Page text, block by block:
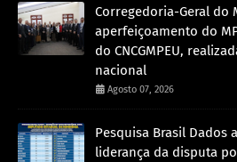
Corregedoria-Geral do
aperfeiçoamento do
do CNCGMPEU,
nacional
Agosto 07, 2026
Pesquisa Brasil Dados
liderança da disputa